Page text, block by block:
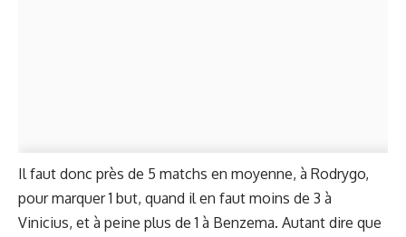
Il faut donc près de 5 matchs en moyenne, à Rodrygo,
pour marquer 1 but, quand il en faut moins de 3 à
Vinicius, et à peine plus de 1 à Benzema. Autant dire que